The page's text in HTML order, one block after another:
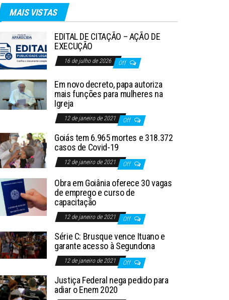
MAIS VISTAS
EDITAL DE CITAÇÃO – AÇÃO DE
EXECUÇÃO
16 de julho de 2026 Off
Em novo decreto, papa autoriza
mais funções para mulheres na
Igreja
12 de janeiro de 2021 Off
Goiás tem 6.965 mortes e 318.372
casos de Covid-19
12 de janeiro de 2021 Off
Obra em Goiânia oferece 30 vagas
de emprego e curso de
capacitação
12 de janeiro de 2021 Off
Série C: Brusque vence Ituano e
garante acesso à Segundona
12 de janeiro de 2021 Off
Justiça Federal nega pedido para
adiar o Enem 2020